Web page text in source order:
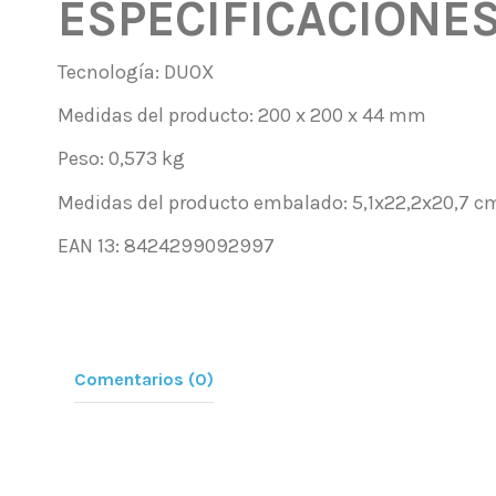
Tecnología: DUOX
Medidas del producto: 200 x 200 x 44 mm
Peso: 0,573 kg
Medidas del producto embalado: 5,1x22,2x20,7
EAN 13: 8424299092997
Comentarios (0)